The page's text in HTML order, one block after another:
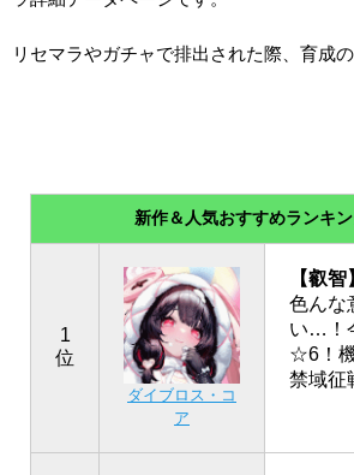
リセマラやガチャで排出された際、育成
新作＆人気おすすめランキ
1
位
ダイブロス・コ
ア
【叡智
色んな
い…！
☆6！
禁域征